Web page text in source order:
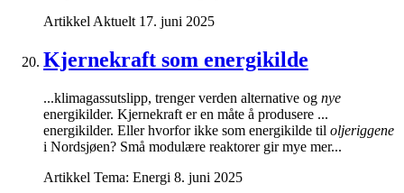
Artikkel Aktuelt 17. juni 2025
Kjernekraft som energikilde
...klimagassutslipp, trenger verden alternative og nye
energikilder. Kjernekraft er en måte å produsere ...
energikilder. Eller hvorfor ikke som energikilde til oljeriggene
i Nordsjøen? Små modulære reaktorer gir mye mer...
Artikkel Tema: Energi 8. juni 2025